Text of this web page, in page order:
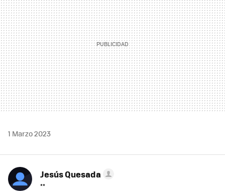
1 Marzo 2023
Jesús Quesada
**